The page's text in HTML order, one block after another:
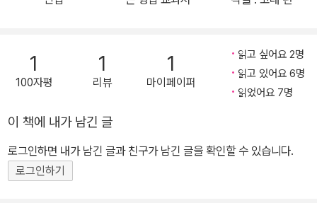
공자, 맹자 등 동양 민본주의의 뿌리가 된 사상가들의 생각을 만난다.
근현대 편에서는 마키아벨리, 홉스, 로크, 루소 등 근대 민주주의를 연
사상가들의 생각과 토크빌, 밀, 마르크스, 아렌트 등 근대 이후 민주주
민주주의 교육을 새롭게 시작하다 ― 현장 교사의 정치교육 노하우가
오롯이 담겨 있다 민주주의는 무엇이고, 어떻게 만들어져 왔는가? 민
주주의의 가장 중요한 개념은 무엇인가? 우리가 추구해야 할 민주주
1
100자평
1
리뷰
1
마이페이퍼
읽고 싶어요 2명
읽고 있어요 6명
읽었어요 7명
이 책에 내가 남긴 글
로그인하면 내가 남긴 글과 친구가 남긴 글을 확인할 수 있습니다.
로그인하기